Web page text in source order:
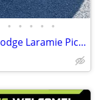
• • • • •
2024 Ram 2500 Crew Cab 4x4 4WD Dodge Laramie Pickup 4D 6 1/3 ft Truck